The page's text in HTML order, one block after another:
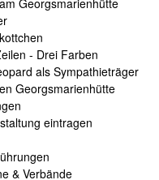
Georgsmarienhütte
- Drei Farben
als Sympathieträger
Georgsmarienhütte
eintragen
& Verbände